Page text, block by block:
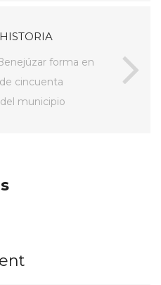
forma en
cincuenta
municipio